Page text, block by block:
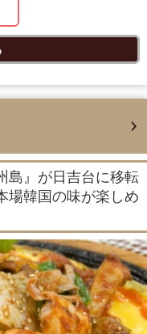
島』が日吉台に移転
場韓国の味が楽しめ